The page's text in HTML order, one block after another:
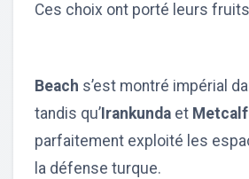
Ces choix ont porté leurs
Beach s’est montré impérial
tandis qu’ Irankunda et
parfaitement exploité les
la défense turque.